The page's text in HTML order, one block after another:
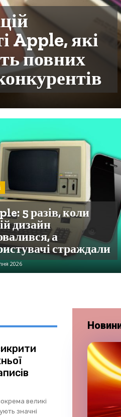
Apple, які
повних
5 разів, коли
дизайн
а
страждали
2026
великі
значні